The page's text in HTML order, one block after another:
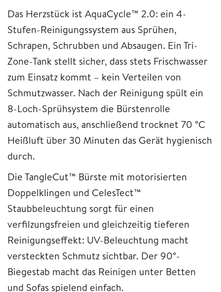
Das Herzstück ist AquaCycle™ 2.0: ein 4-
Stufen-Reinigungssystem aus Sprühen,
Schrapen, Schrubben und Absaugen. Ein Tri-
Zone-Tank stellt sicher, dass stets Frischwasser
zum Einsatz kommt – kein Verteilen von
Schmutzwasser. Nach der Reinigung spült ein
8-Loch-Sprühsystem die Bürstenrolle
automatisch aus, anschließend trocknet 70 °C
Heißluft über 30 Minuten das Gerät hygienisch
durch.
Die TangleCut™ Bürste mit motorisierten
Doppelklingen und CelesTect™
Staubbeleuchtung sorgt für einen
verfilzungsfreien und gleichzeitig tieferen
Reinigungseffekt: UV-Beleuchtung macht
versteckten Schmutz sichtbar. Der 90°-
Biegestab macht das Reinigen unter Betten
und Sofas spielend einfach.